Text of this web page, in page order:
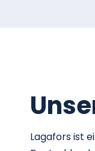
Lagafors ist